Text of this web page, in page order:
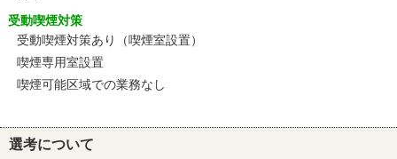
受動喫煙対策
受動喫煙対策あり（喫煙室設置）
喫煙専用室設置
喫煙可能区域での業務なし
選考について